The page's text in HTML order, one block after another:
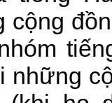
cộng
những